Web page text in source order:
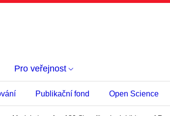
Pro veřejnost
Publikační fond Open Science